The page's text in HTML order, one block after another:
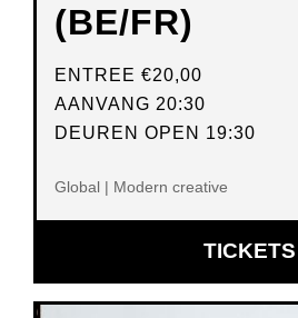
(BE/FR)
ENTREE €20,00
AANVANG 20:30
DEUREN OPEN 19:30
Global | Modern creative
TICKETS